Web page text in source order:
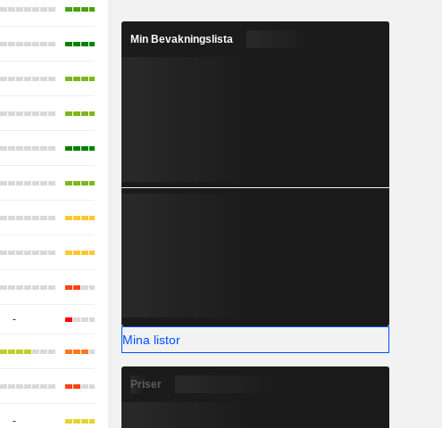
-
-
Min Bevakningslista
Mina listor
Priser